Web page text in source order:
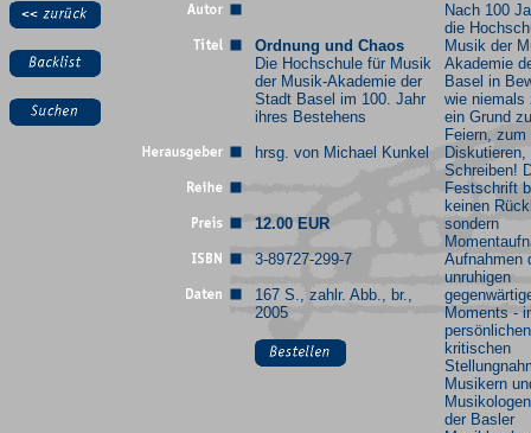
Ordnung und Chaos
Die Hochschule für Musik
der Musik-Akademie der
Stadt Basel im 100. Jahr
ihres Bestehens
hrsg. von Michael Kunkel
12.00 EUR
3-89727-299-7
167 S., zahlr. Abb., br.,
2005
Nach 100
die
Musik der
Akademie
Basel in
wie niemals
ein Grund
Feiern, zum
Diskutieren,
Schreiben!
Festschrift
keinen
sondern
Aufnahmen
unruhigen
Moments -
kritischen
Musikern
der Basler